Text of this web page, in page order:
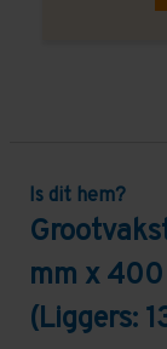
Is dit hem?
mm x
(Liggers: